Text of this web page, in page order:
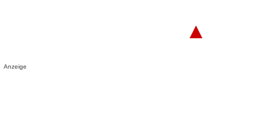
▲
Anzeige